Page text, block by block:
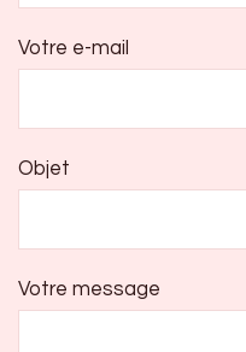
Votre e-mail
Objet
Votre message